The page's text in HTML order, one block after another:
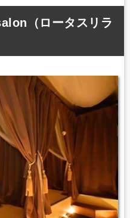
（ロータスリラ